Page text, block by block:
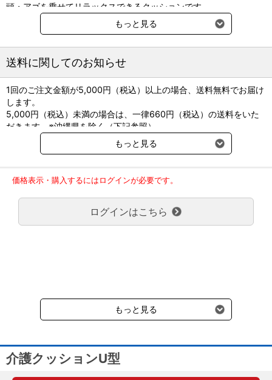
頭・アゴを乗せてリラックスできるクッションです。
ビーズを寄せて調整ひもで縛ることで、
クッションの高さを変えて、適切な位置で使用可。
＜犬種＞
S：小型犬（チワワなど）
M：中型犬（柴犬など）
L：中～大型犬（柴犬～ラブラドールレトリーバーなど）
LL：大型犬（ラブラドールレトリーバーなど）
S：270×365×55（H)・0.1kg
M：350×435×65（H)・0.3kg
首回り：30～35cm
L：460×580×75（H)・0.5kg
もっと見る
送料に関してのお知らせ
1回のご注文金額が5,000円（税込）以上の場合、送料無料でお届け
します。
5,000円（税込）未満の場合は、一律660円（税込）の送料をいた
だきます。※沖縄県を除く（下記参照）
※2017年11月14日（火）より沖縄県へのお届けにつきましては、1
回のご注文金額（税込）が、30,000円以上で配送無料となります。
ご了承のほどよろしくお願い致します。
弊社都合でお届けが２回以上に分かれる場合の送料負担は、１回分
のみで新たな送料は発生しません。
大型商品送料が必要な商品をご注文の場合は、大型商品送料のみご
負担頂きます。
受けます。
もっと見る
価格表示・購入するにはログインが必要です。
ログインはこちら
もっと見る
介護クッションU型